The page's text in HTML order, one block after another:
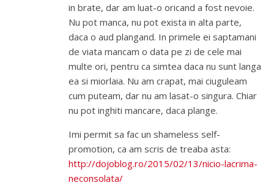
in brate, dar am luat-o oricand a fost nevoie.
Nu pot manca, nu pot exista in alta parte,
daca o aud plangand. In primele ei saptamani
de viata mancam o data pe zi de cele mai
multe ori, pentru ca simtea daca nu sunt langa
ea si miorlaia. Nu am crapat, mai ciuguleam
cum puteam, dar nu am lasat-o singura. Chiar
nu pot inghiti mancare, daca plange.
Imi permit sa fac un shameless self-
promotion, ca am scris de treaba asta:
http://dojoblog.ro/2015/02/13/nicio-lacrima-
neconsolata/